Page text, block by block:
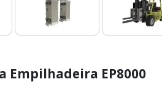
Empilhadeira EP8000